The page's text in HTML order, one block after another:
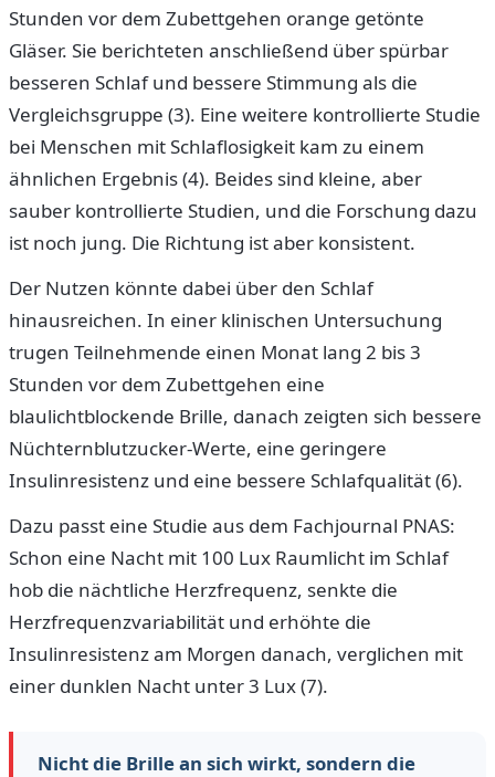
Stunden vor dem Zubettgehen orange getönte
Gläser. Sie berichteten anschließend über spürbar
besseren Schlaf und bessere Stimmung als die
Vergleichsgruppe (3). Eine weitere kontrollierte Studie
bei Menschen mit Schlaflosigkeit kam zu einem
ähnlichen Ergebnis (4). Beides sind kleine, aber
sauber kontrollierte Studien, und die Forschung dazu
ist noch jung. Die Richtung ist aber konsistent.
Der Nutzen könnte dabei über den Schlaf
hinausreichen. In einer klinischen Untersuchung
trugen Teilnehmende einen Monat lang 2 bis 3
Stunden vor dem Zubettgehen eine
blaulichtblockende Brille, danach zeigten sich bessere
Nüchternblutzucker-Werte, eine geringere
Insulinresistenz und eine bessere Schlafqualität (6).
Dazu passt eine Studie aus dem Fachjournal PNAS:
Schon eine Nacht mit 100 Lux Raumlicht im Schlaf
hob die nächtliche Herzfrequenz, senkte die
Herzfrequenzvariabilität und erhöhte die
Insulinresistenz am Morgen danach, verglichen mit
einer dunklen Nacht unter 3 Lux (7).
Nicht die Brille an sich wirkt, sondern die